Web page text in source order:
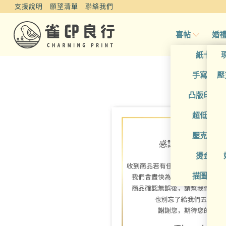
支援說明 願望清單 聯絡我們
喜帖
紙卡喜帖
手寫風喜
凸版印刷
超低價喜
壓克力喜
燙金喜帖
描圖紙喜
婚